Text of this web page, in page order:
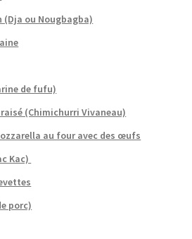
(Dja ou Nougbagba)
de fufu)
(Chimichurri Vivaneau)
au four avec des œufs
Kac)
porc)